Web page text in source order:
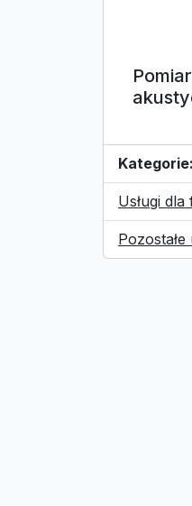
Kategorie:
Usługi dla
Pozostałe